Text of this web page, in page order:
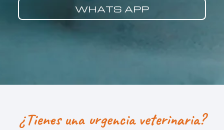
WHATS APP
¿Tienes una urgencia veterinaria?